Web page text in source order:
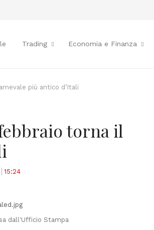
Trading Economia e Finanza
più antico d’Itali
torna il
15:24
dall'Ufficio Stampa